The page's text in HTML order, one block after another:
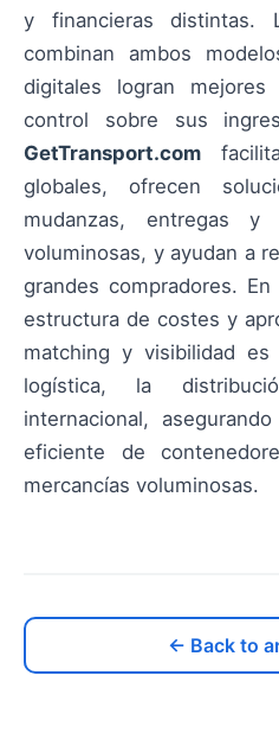
y financieras distintas.
combinan ambos
digitales logran
control sobre sus
GetTransport.com
globales, ofrecen
mudanzas, entregas
voluminosas, y ayudan a
grandes compradores.
estructura de costes y
matching y visibilidad
logística, la
internacional,
eficiente de
mercancías voluminosas.
← Back to